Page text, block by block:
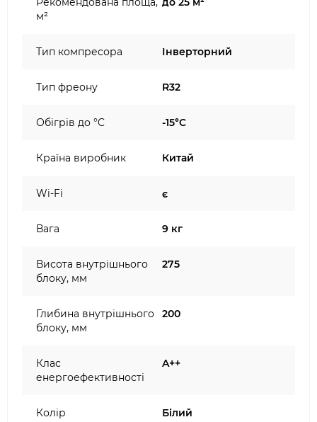
м²
Тип компресора Інверторний
Тип фреону R32
Обігрів до °C -15°C
Країна виробник Китай
Wi-Fi є
Вага 9 кг
Висота внутрішнього
блоку, мм
275
Глибина внутрішнього
блоку, мм
200
Клас
енергоефективності
A++
Колір Білий